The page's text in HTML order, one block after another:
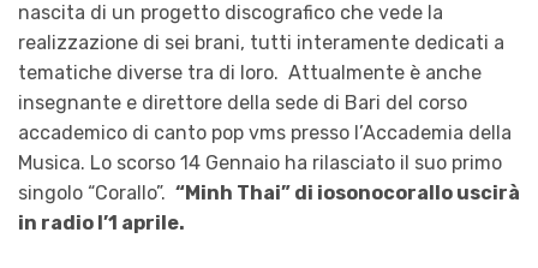
nascita di un progetto discografico che vede la
realizzazione di sei brani, tutti interamente dedicati a
tematiche diverse tra di loro. Attualmente è anche
insegnante e direttore della sede di Bari del corso
accademico di canto pop vms presso l’Accademia della
Musica. Lo scorso 14 Gennaio ha rilasciato il suo primo
singolo “Corallo”. “Minh Thai” di iosonocorallo uscirà
in radio l’1 aprile.